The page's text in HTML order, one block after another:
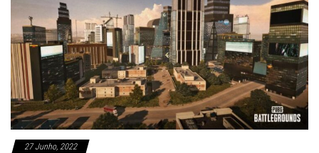
27 Junho, 2022